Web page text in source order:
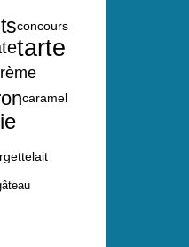
concours
tarte
caramel
lait